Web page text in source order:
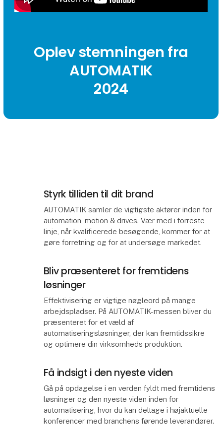
Oplev stemningen fra
AUTOMATIK
2024
Styrk tilliden til dit brand
AUTOMATIK samler de vigtigste aktører inden for
automation, motion & drives. Vær med i forreste
linje, når kvalificerede besøgende, kommer for at
gøre forretning og for at undersøge markedet.
Bliv præsenteret for fremtidens
løsninger
Effektivisering er vigtige nøgleord på mange
arbejdspladser. På AUTOMATIK-messen bliver du
præsenteret for et væld af
automatiseringsløsninger, der kan fremtidssikre
og optimere din virksomheds produktion.
Få indsigt i den nyeste viden
Gå på opdagelse i en verden fyldt med fremtidens
løsninger og den nyeste viden inden for
automatisering, hvor du kan deltage i højaktuelle
konferencer med branchens førende leverandører.